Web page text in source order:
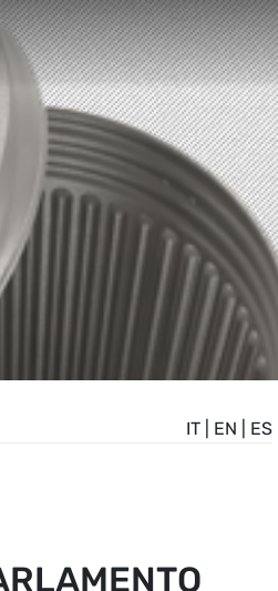
IT EN ES